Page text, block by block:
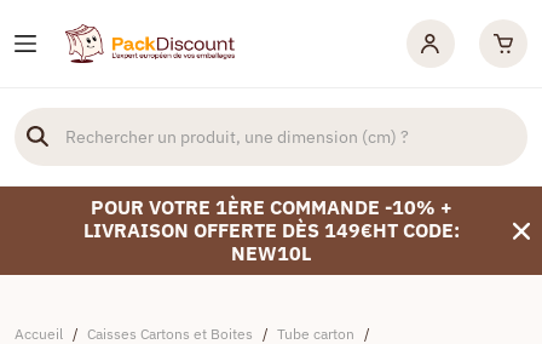
POUR VOTRE 1ÈRE COMMANDE -10% +
LIVRAISON OFFERTE DÈS 149€HT CODE:
NEW10L
Accueil / Caisses Cartons et Boites / Tube carton /